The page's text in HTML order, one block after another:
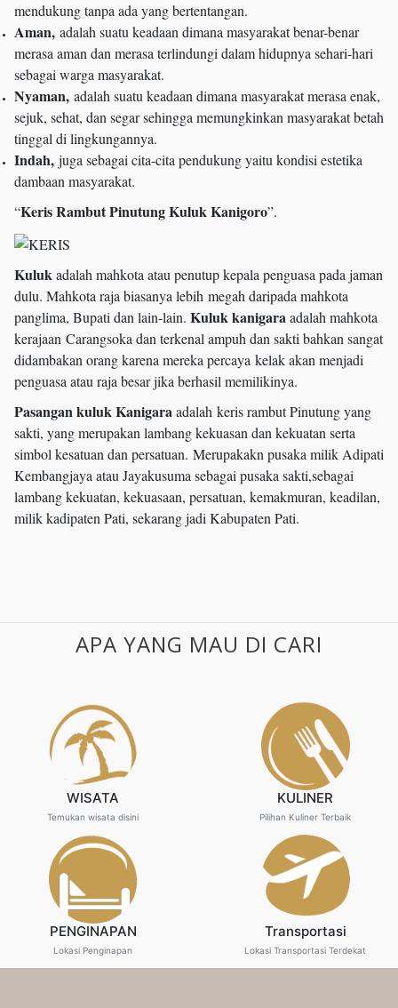
mendukung tanpa ada yang bertentangan.
Aman, adalah suatu keadaan dimana masyarakat benar-benar
merasa aman dan merasa terlindungi dalam hidupnya sehari-hari
sebagai warga masyarakat.
Nyaman, adalah suatu keadaan dimana masyarakat merasa enak,
sejuk, sehat, dan segar sehingga memungkinkan masyarakat betah
tinggal di lingkungannya.
Indah, juga sebagai cita-cita pendukung yaitu kondisi estetika
dambaan masyarakat.
“Keris Rambut Pinutung Kuluk Kanigoro”.
Kulukadalah mahkota atau penutup kepala penguasa pada jaman
dulu. Mahkota raja biasanya lebih megah daripada mahkota
panglima, Bupati dan lain-lain. Kuluk kanigaraadalah mahkota
kerajaan Carangsoka dan terkenal ampuh dan sakti bahkan sangat
didambakan orang karena mereka percaya kelak akan menjadi
penguasa atau raja besar jika berhasil memilikinya.
Pasangan kuluk Kanigaraadalah keris rambut Pinutung yang
sakti, yang merupakan lambang kekuasan dan kekuatan serta
simbol kesatuan dan persatuan. Merupakakn pusaka milik Adipati
Kembangjaya atau Jayakusuma sebagai pusaka sakti,sebagai
lambang kekuatan, kekuasaan, persatuan, kemakmuran, keadilan,
milik kadipaten Pati, sekarang jadi Kabupaten Pati.
APA YANG MAU DI CARI
WISATA
Temukan wisata disini
KULINER
Pilihan Kuliner Terbaik
PENGINAPAN
Lokasi Penginapan
Transportasi
Lokasi Transportasi Terdekat